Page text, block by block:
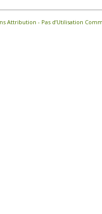
Attribution - Pas d’Utilisation